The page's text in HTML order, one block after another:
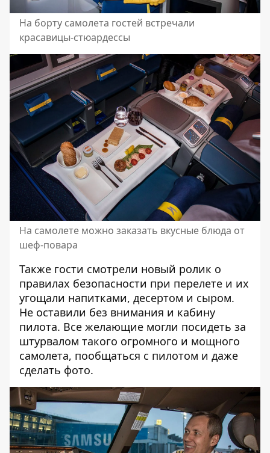
На борту самолета гостей встречали
красавицы-стюардессы
На самолете можно заказать вкусные блюда от
шеф-повара
Также гости смотрели новый ролик о
правилах безопасности при перелете и их
угощали напитками, десертом и сыром.
Не оставили без внимания и кабину
пилота. Все желающие могли посидеть за
штурвалом такого огромного и мощного
самолета, пообщаться с пилотом и даже
сделать фото.